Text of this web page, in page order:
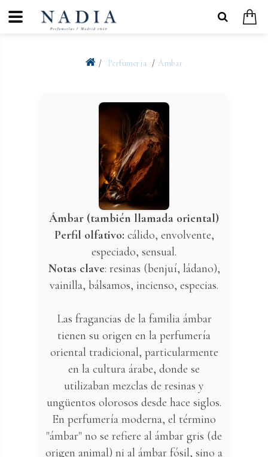
Perfumeria Ámbar
Ámbar (también llamada oriental)
Perfil olfativo: cálido, envolvente,
especiado, sensual.
Notas clave: resinas (benjuí, ládano),
vainilla, bálsamos, incienso, especias.
Las fragancias de la familia ámbar
tienen su origen en la perfumería
oriental tradicional, particularmente
en la cultura árabe, donde se
utilizaban mezclas de resinas y
ungüentos olorosos desde hace siglos.
En perfumería moderna, el término
"ámbar" no se refiere al ámbar gris (de
origen animal) ni al ámbar fósil, sino a